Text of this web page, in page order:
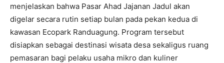
menjelaskan bahwa Pasar Ahad Jajanan Jadul akan
digelar secara rutin setiap bulan pada pekan kedua di
kawasan Ecopark Randuagung. Program tersebut
disiapkan sebagai destinasi wisata desa sekaligus ruang
pemasaran bagi pelaku usaha mikro dan kuliner